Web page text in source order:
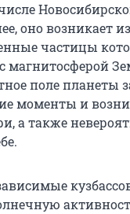
оно возникает
частицы
магнитосферой
поле планеты
моменты и
а также